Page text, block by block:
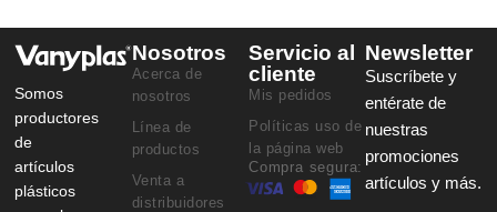
Somos
productores
de
artículos
plásticos
Nosotros
Acerca de
nosotros
Línea de
productos
Venta a
distribuidores
Servicio al
cliente
Mis pedidos
Políticas uso de
la página web
Compra segura:
Newsletter
Suscríbete y
entérate de
nuestras
promociones
artículos y más.